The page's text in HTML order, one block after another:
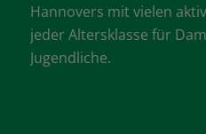
Hannovers mit vielen
jeder Altersklasse für
Jugendliche.